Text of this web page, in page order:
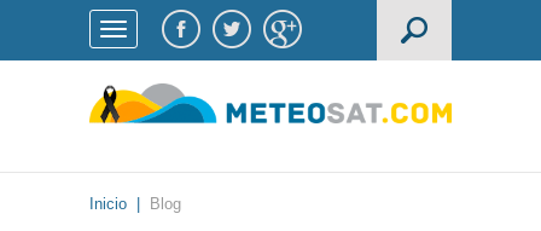
Inicio Blog